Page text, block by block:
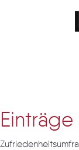
Einträge